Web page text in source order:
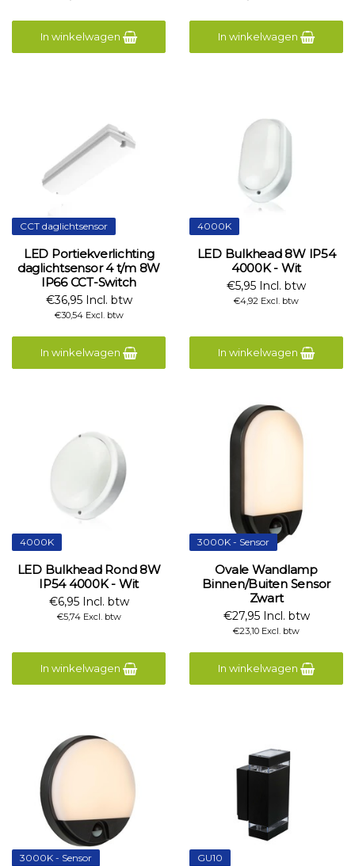
In winkelwagen In winkelwagen
CCT daglichtsensor
LED Portiekverlichting
daglichtsensor 4 t/m 8W
IP66 CCT-Switch
€36,95 Incl. btw
€30,54 Excl. btw
In winkelwagen
4000K
LED Bulkhead 8W IP54
4000K - Wit
€5,95 Incl. btw
€4,92 Excl. btw
In winkelwagen
4000K
LED Bulkhead Rond 8W
IP54 4000K - Wit
€6,95 Incl. btw
€5,74 Excl. btw
In winkelwagen
3000K - Sensor
Ovale Wandlamp
Binnen/Buiten Sensor
Zwart
€27,95 Incl. btw
€23,10 Excl. btw
In winkelwagen
3000K - Sensor GU10